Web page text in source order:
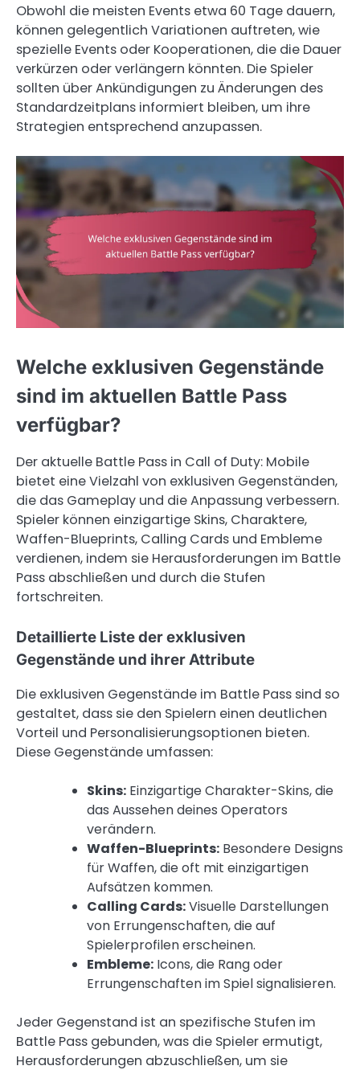
Obwohl die meisten Events etwa 60 Tage dauern,
können gelegentlich Variationen auftreten, wie
spezielle Events oder Kooperationen, die die Dauer
verkürzen oder verlängern könnten. Die Spieler
sollten über Ankündigungen zu Änderungen des
Standardzeitplans informiert bleiben, um ihre
Strategien entsprechend anzupassen.
Welche exklusiven Gegenstände
sind im aktuellen Battle Pass
verfügbar?
Der aktuelle Battle Pass in Call of Duty: Mobile
bietet eine Vielzahl von exklusiven Gegenständen,
die das Gameplay und die Anpassung verbessern.
Spieler können einzigartige Skins, Charaktere,
Waffen-Blueprints, Calling Cards und Embleme
verdienen, indem sie Herausforderungen im Battle
Pass abschließen und durch die Stufen
fortschreiten.
Detaillierte Liste der exklusiven
Gegenstände und ihrer Attribute
Die exklusiven Gegenstände im Battle Pass sind so
gestaltet, dass sie den Spielern einen deutlichen
Vorteil und Personalisierungsoptionen bieten.
Diese Gegenstände umfassen:
Skins: Einzigartige Charakter-Skins, die
das Aussehen deines Operators
verändern.
Waffen-Blueprints: Besondere Designs
für Waffen, die oft mit einzigartigen
Aufsätzen kommen.
Calling Cards:Visuelle Darstellungen
von Errungenschaften, die auf
Spielerprofilen erscheinen.
Embleme: Icons, die Rang oder
Errungenschaften im Spiel signalisieren.
Jeder Gegenstand ist an spezifische Stufen im
Battle Pass gebunden, was die Spieler ermutigt,
Herausforderungen abzuschließen, um sie